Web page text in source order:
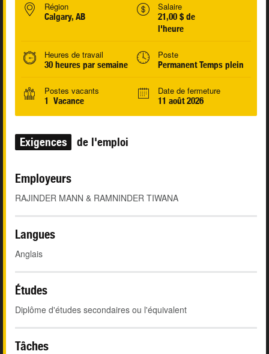
Région
Calgary, AB
Salaire
21,00 $ de
l'heure
Heures de travail
30 heures par semaine
Poste
Permanent Temps plein
Postes vacants
1 Vacance
Date de fermeture
11 août 2026
Exigences de l'emploi
Employeurs
RAJINDER MANN & RAMNINDER TIWANA
Langues
Anglais
Études
Diplôme d'études secondaires ou l'équivalent
Tâches